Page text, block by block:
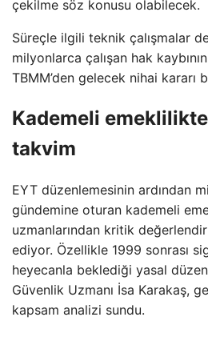
çekilme söz konusu olabilecek.
Süreçle ilgili teknik çalışmalar
milyonlarca çalışan hak
TBMM’den gelecek nihai kararı
Kademeli
takvim
EYT düzenlemesinin ardından
gündemine oturan kademeli
uzmanlarından kritik
ediyor. Özellikle 1999 sonrası
heyecanla beklediği yasal
Güvenlik Uzmanı İsa Karakaş,
kapsam analizi sundu.